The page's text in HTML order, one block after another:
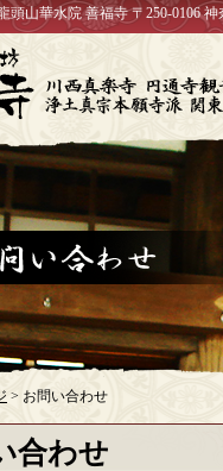
頭山華水院 善福寺 〒250-0106
> お問い合わせ
合わせ